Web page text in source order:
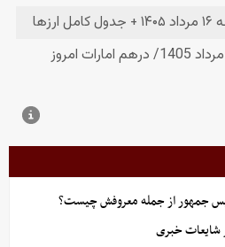
جمهور از جمله معروفش چیست؟
شایعات خبری